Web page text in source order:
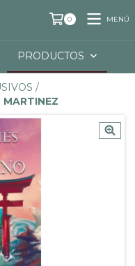
0 MENÚ
PRODUCTOS
/
MARTINEZ